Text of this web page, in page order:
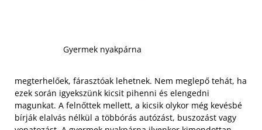
Gyermek nyakpárna
megterhelőek, fárasztóak lehetnek. Nem meglepő tehát, ha
ezek során igyekszünk kicsit pihenni és elengedni
magunkat. A felnőttek mellett, a kicsik olykor még kevésbé
bírják elalvás nélkül a többórás autózást, buszozást vagy